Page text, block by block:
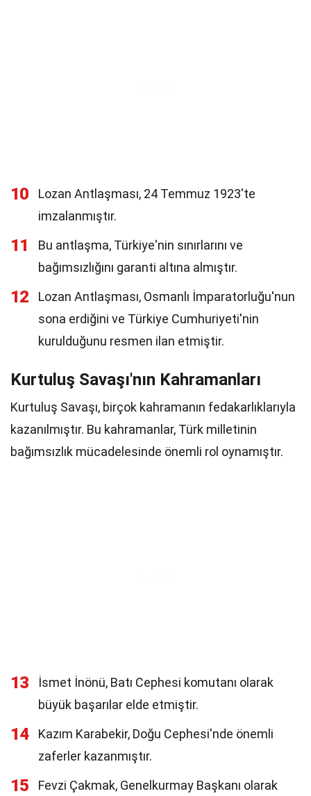
10
Lozan Antlaşması, 24 Temmuz 1923'te
imzalanmıştır.
11
Bu antlaşma, Türkiye'nin sınırlarını ve
bağımsızlığını garanti altına almıştır.
12
Lozan Antlaşması, Osmanlı İmparatorluğu'nun
sona erdiğini ve Türkiye Cumhuriyeti'nin
kurulduğunu resmen ilan etmiştir.
Kurtuluş Savaşı'nın Kahramanları
Kurtuluş Savaşı, birçok kahramanın fedakarlıklarıyla
kazanılmıştır. Bu kahramanlar, Türk milletinin
bağımsızlık mücadelesinde önemli rol oynamıştır.
13
İsmet İnönü, Batı Cephesi komutanı olarak
büyük başarılar elde etmiştir.
14
Kazım Karabekir, Doğu Cephesi'nde önemli
zaferler kazanmıştır.
15
Fevzi Çakmak, Genelkurmay Başkanı olarak